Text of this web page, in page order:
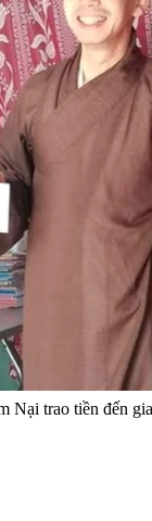
trao tiền đến